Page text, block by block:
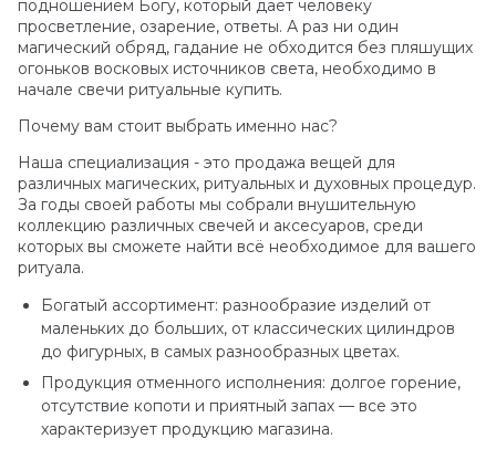
подношением Богу, который дает человеку
просветление, озарение, ответы. А раз ни один
магический обряд, гадание не обходится без пляшущих
огоньков восковых источников света, необходимо в
начале свечи ритуальные купить.
Почему вам стоит выбрать именно нас?
Наша специализация - это продажа вещей для
различных магических, ритуальных и духовных процедур.
За годы своей работы мы собрали внушительную
коллекцию различных свечей и аксесуаров, среди
которых вы сможете найти всё необходимое для вашего
ритуала.
Богатый ассортимент: разнообразие изделий от
маленьких до больших, от классических цилиндров
до фигурных, в самых разнообразных цветах.
Продукция отменного исполнения: долгое горение,
отсутствие копоти и приятный запах — все это
характеризует продукцию магазина.